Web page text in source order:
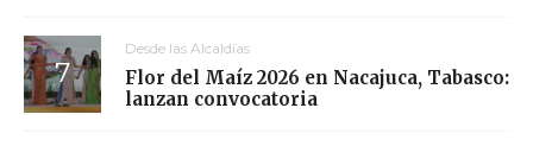
Desde las Alcaldías
Flor del Maíz 2026 en Nacajuca, Tabasco:
lanzan convocatoria